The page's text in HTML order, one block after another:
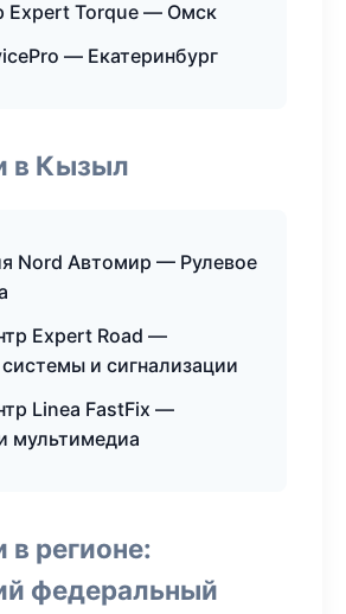
Expert Torque — Омск
— Екатеринбург
в Кызыл
Nord Автомир — Рулевое
Expert Road —
и сигнализации
Linea FastFix —
мультимедиа
в регионе:
федеральный